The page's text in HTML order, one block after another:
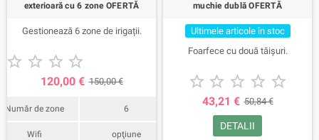
exterioară cu 6 zone OFERTĂ
Gestionează 6 zone de irigații.
   
120,00 € 150,00 €
Număr de zone 6
Wifi opţiune
muchie dublă OFERTĂ
Ultimele articole în stoc
Foarfece cu două tăișuri.
    
43,21 € 50,84 €
DETALII